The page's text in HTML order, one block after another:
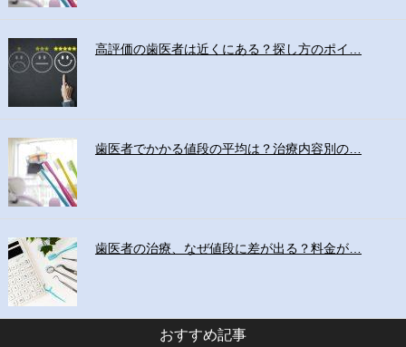
高評価の歯医者は近くにある？探し方のポイ…
歯医者でかかる値段の平均は？治療内容別の…
歯医者の治療、なぜ値段に差が出る？料金が…
おすすめ記事